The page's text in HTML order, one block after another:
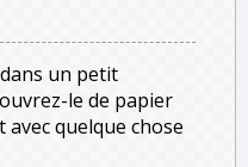
un petit
le de papier
quelque chose